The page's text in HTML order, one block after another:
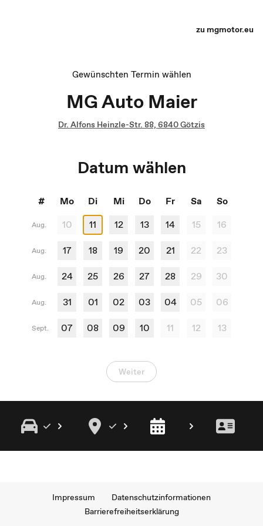
zu mgmotor.eu
Gewünschten Termin wählen
MG Auto Maier
Dr. Alfons Heinzle-Str. 88, 6840 Götzis
Datum wählen
# Mo Di Mi Do Fr Sa So
Aug. 10 11 12 13 14 15 16
Aug. 17 18 19 20 21 22 23
Aug. 24 25 26 27 28 29 30
Aug. 31 01 02 03 04 05 06
Sept. 07 08 09 10 11 12 13
Weiter
Impressum
Datenschutzinformationen
Barrierefreiheitserklärung